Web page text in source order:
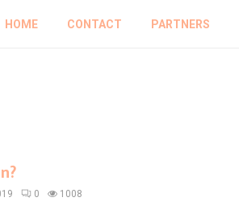
HOME CONTACT PARTNERS
0 1008